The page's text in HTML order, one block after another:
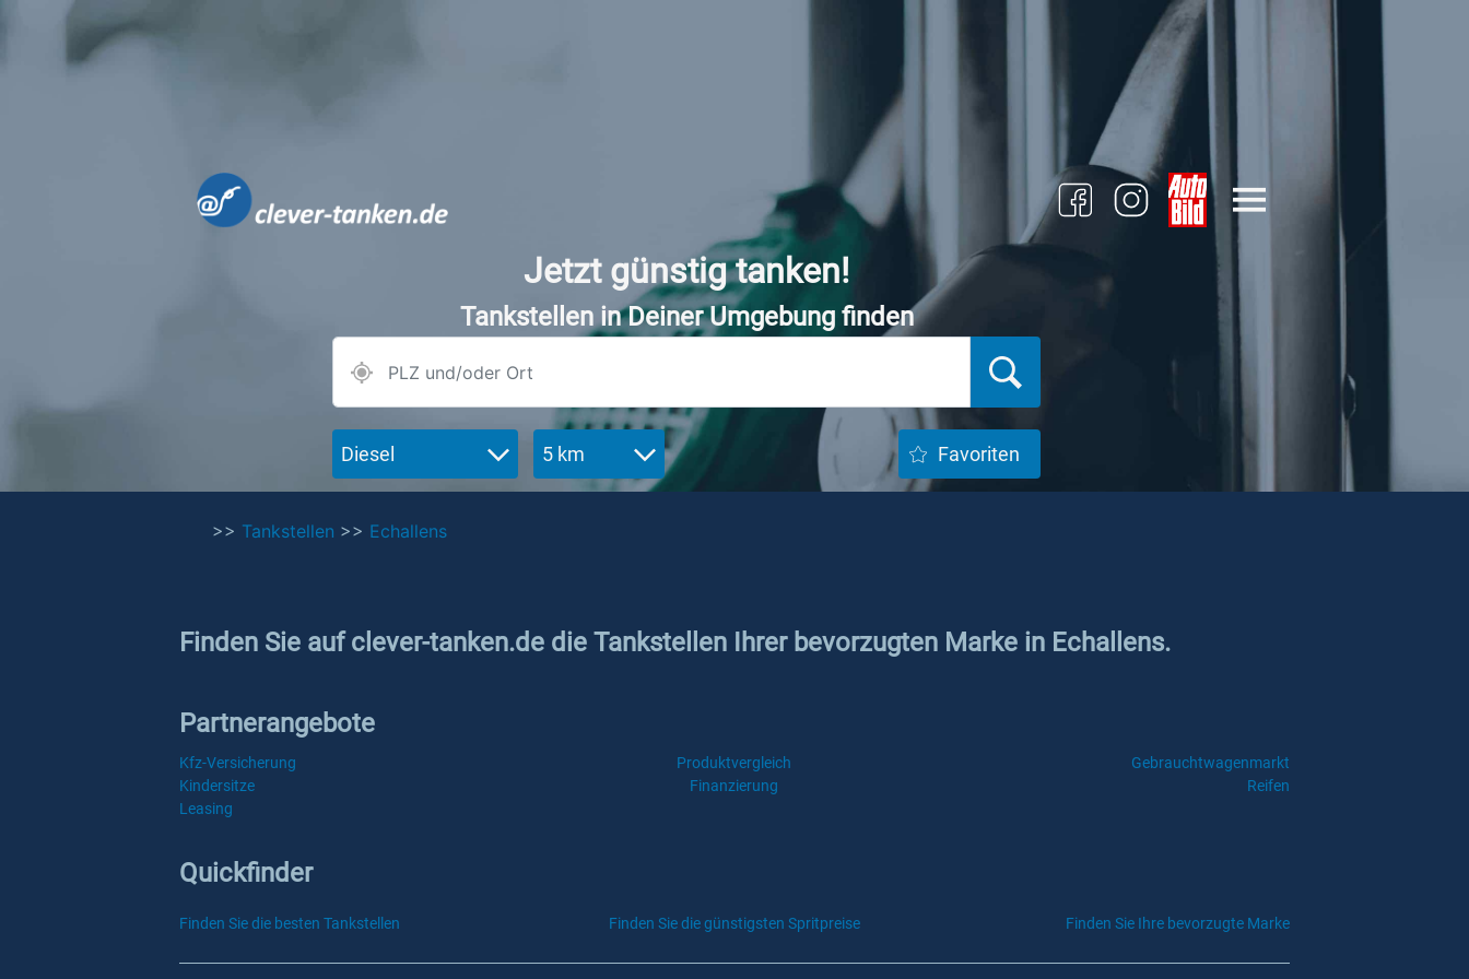
Jetzt günstig tanken!
Tankstellen in Deiner Umgebung finden
Diesel 5 km Favoriten
>> Tankstellen >> Echallens
Finden Sie auf clever-tanken.de die Tankstellen Ihrer bevorzugten Marke in Echallens.
Partnerangebote
Kfz-Versicherung Produktvergleich
Gebrauchtwagenmarkt
Kindersitze
Finanzierung
Reifen
Leasing
Quickfinder
Finden Sie die besten Tankstellen Finden Sie die günstigsten Spritpreise Finden Sie Ihre bevorzugte Marke